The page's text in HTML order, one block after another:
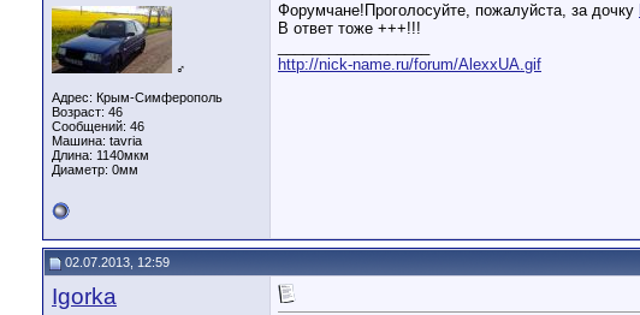
♂
Адрес: Крым-Симферополь
Возраст: 46
Сообщений: 46
Машина: tavria
Длина: 1140мкм
Диаметр: 0мм
Форумчане!Проголосуйте, пожалуйста, за дочку
В ответ тоже +++!!!
http://nick-name.ru/forum/AlexxUA.gif
02.07.2013, 12:59
Igorka